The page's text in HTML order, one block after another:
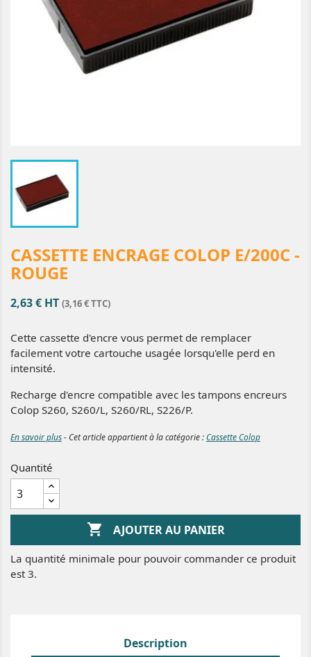
CASSETTE ENCRAGE COLOP E/200C -
ROUGE
2,63 € HT (3,16 € TTC)
Cette cassette d'encre vous permet de remplacer
facilement votre cartouche usagée lorsqu'elle perd en
intensité.
Recharge d'encre compatible avec les tampons encreurs
Colop S260, S260/L, S260/RL, S226/P.
En savoir plus- Cet article appartient à la catégorie :Cassette Colop
Quantité
 AJOUTER AU PANIER
La quantité minimale pour pouvoir commander ce produit
est 3.
Description